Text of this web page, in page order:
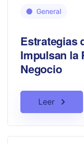
General
Estrategias
Impulsan la
Negocio
Leer